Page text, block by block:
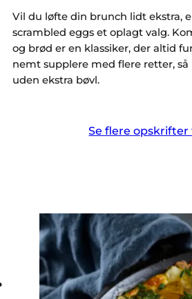
Vil du løfte din brunch lidt ekstra,
scrambled eggs et oplagt valg.
og brød er en klassiker, der altid
nemt supplere med flere retter,
uden ekstra bøvl.
Se flere